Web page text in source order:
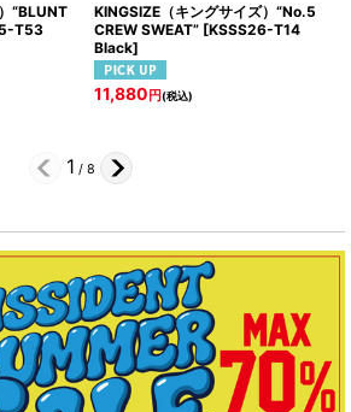
“BLUNT
T53
KINGSIZE（キングサイズ）“No.5
CREW SWEAT” [KSSS26-T14
Black]
11,880 円(税込)
1 / 8